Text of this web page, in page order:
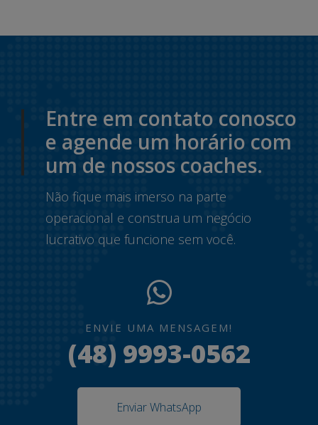
Entre em contato conosco
e agende um horário com
um de nossos coaches.
Não fique mais imerso na parte
operacional e construa um negócio
lucrativo que funcione sem você.
ENVIE UMA MENSAGEM!
(48) 9993-0562
Enviar WhatsApp